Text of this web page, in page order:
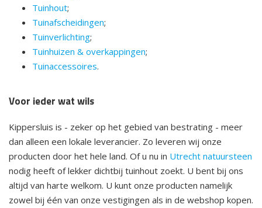
Tuinhout;
Tuinafscheidingen;
Tuinverlichting;
Tuinhuizen & overkappingen;
Tuinaccessoires.
Voor ieder wat wils
Kippersluis is - zeker op het gebied van bestrating - meer
dan alleen een lokale leverancier. Zo leveren wij onze
producten door het hele land. Of u nu in Utrecht natuursteen
nodig heeft of lekker dichtbij tuinhout zoekt. U bent bij ons
altijd van harte welkom. U kunt onze producten namelijk
zowel bij één van onze vestigingen als in de webshop kopen.